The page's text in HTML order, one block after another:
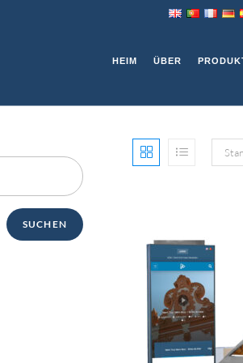
HEIM ÜBER
SUCHEN